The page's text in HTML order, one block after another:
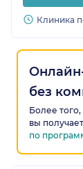
Клиника
без
Более
вы
по